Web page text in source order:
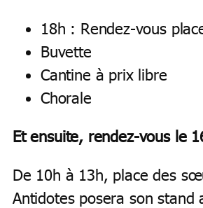
18h : Rendez-vous
Buvette
Cantine à prix libre
Chorale
Et ensuite, rendez-vous le
De 10h à 13h, place des
Antidotes posera son stand